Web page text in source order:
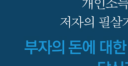
떤 악조건에서도 살아남는 놀라운 성
와 결합한 워프이론 ‘부자 엄마’로 직
의 14가지 법칙으로 돈에 호감을 갖
리테스트로 적합한 돈벌이 방법을 배